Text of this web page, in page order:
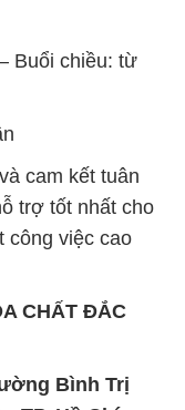
Buổi chiều: từ
cam kết tuân
trợ tốt nhất cho
công việc cao
CHẤT ĐẮC
Bình Trị